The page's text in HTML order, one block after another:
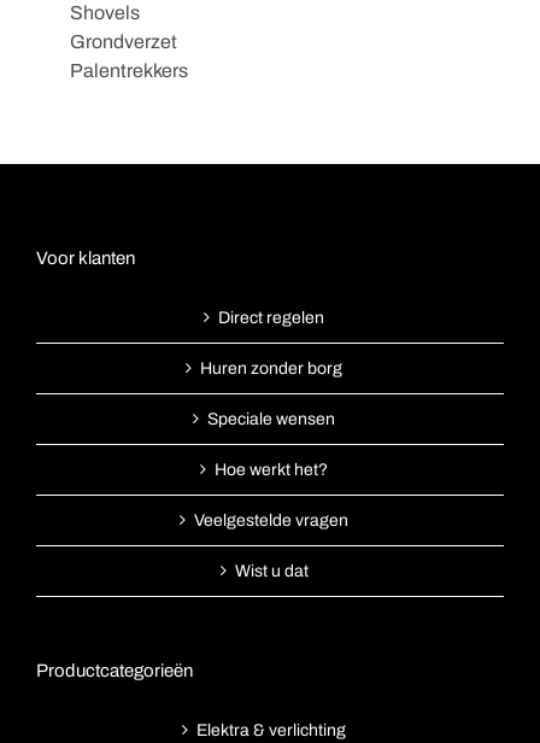
Shovels
Grondverzet
Palentrekkers
Voor klanten
Direct regelen
Huren zonder borg
Speciale wensen
Hoe werkt het?
Veelgestelde vragen
Wist u dat
Productcategorieën
Elektra & verlichting